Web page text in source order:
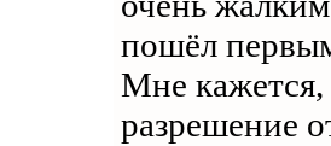
пошёл
Мне
разрешение